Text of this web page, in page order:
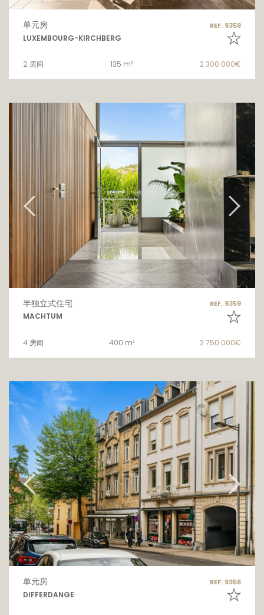
单元房 REF. 9358
LUXEMBOURG-KIRCHBERG
2 房间 135 m² 2 300 000€
半独立式住宅 REF. 9359
MACHTUM
4 房间 400 m² 2 750 000€
单元房 REF. 9356
DIFFERDANGE